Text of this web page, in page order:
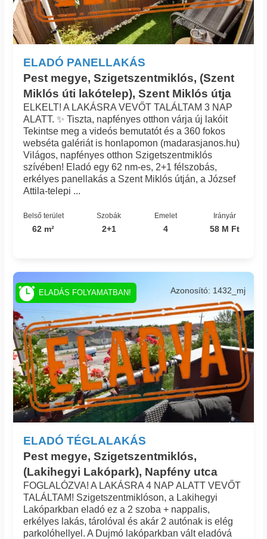
ELADÓ PANELLAKÁS
Pest megye, Szigetszentmiklós, (Szent
Miklós úti lakótelep), Szent Miklós útja
ELKELT! A LAKÁSRA VEVŐT TALÁLTAM 3 NAP
ALATT. ✨ Tiszta, napfényes otthon várja új lakóit
Tekintse meg a videós bemutatót és a 360 fokos
webséta galériát is honlapomon (madarasjanos.hu)
Világos, napfényes otthon Szigetszentmiklós
szívében! Eladó egy 62 nm-es, 2+1 félszobás,
erkélyes panellakás a Szent Miklós útján, a József
Attila-telepi ...
Belső terület
62 m²
Szobák
2+1
Emelet
4
Irányár
58 M Ft
ELADÓ TÉGLALAKÁS
Pest megye, Szigetszentmiklós,
(Lakihegyi Lakópark), Napfény utca
Azonosító: 1432_mj
FOGLALÓZVA! A LAKÁSRA 4 NAP ALATT VEVŐT
TALÁLTAM! Szigetszentmiklóson, a Lakihegyi
Lakóparkban eladó ez a 2 szoba + nappalis,
erkélyes lakás, tárolóval és akár 2 autónak is elég
parkolóhellyel. A Dujmó lakóparkban vált eladóvá
ELADÁS FOLYAMATBAN!